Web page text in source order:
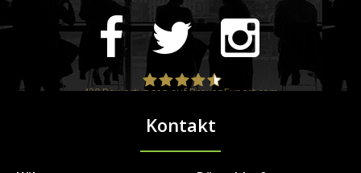
STARTPLATZ
420Bewertungen auf ProvenExpert.com
Kontakt